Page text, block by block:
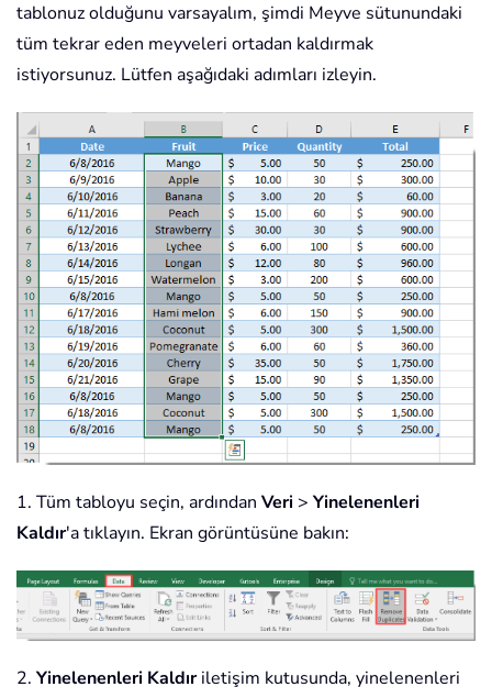
tablonuz olduğunu varsayalım, şimdi Meyve sütunundaki
tüm tekrar eden meyveleri ortadan kaldırmak
istiyorsunuz. Lütfen aşağıdaki adımları izleyin.
1. Tüm tabloyu seçin, ardından Veri > Yinelenenleri
Kaldır'a tıklayın. Ekran görüntüsüne bakın:
2. Yinelenenleri Kaldıriletişim kutusunda, yinelenenleri